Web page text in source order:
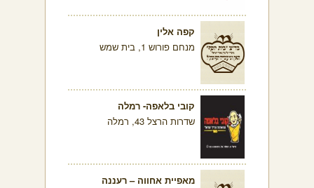
קפה אלין
מנחם פורוש 1, בית שמש
קובי בלאפה- רמלה
שדרות הרצל 43, רמלה
מאפיית אחווה – רעננה